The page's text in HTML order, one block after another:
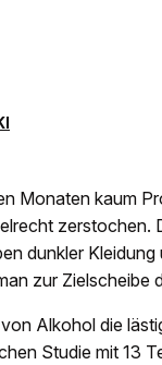
Monaten kaum
zerstochen.
dunkler
zur Zielscheibe
Alkohol die
Studie mit 13